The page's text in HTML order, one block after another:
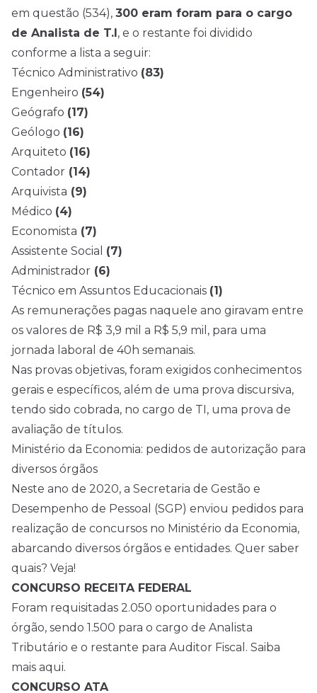
em questão (534), 300 eram foram para o cargo
de Analista de T.I , e o restante foi dividido
conforme a lista a seguir:
Técnico Administrativo (83)
Engenheiro (54)
Geógrafo (17)
Geólogo (16)
Arquiteto (16)
Contador (14)
Arquivista (9)
Médico (4)
Economista (7)
Assistente Social (7)
Administrador (6)
Técnico em Assuntos Educacionais (1)
As remunerações pagas naquele ano giravam entre
os valores de R$ 3,9 mil a R$ 5,9 mil, para uma
jornada laboral de 40h semanais.
Nas provas objetivas, foram exigidos conhecimentos
gerais e específicos, além de uma prova discursiva,
tendo sido cobrada, no cargo de TI, uma prova de
avaliação de títulos.
Ministério da Economia: pedidos de autorização para
diversos órgãos
Neste ano de 2020, a Secretaria de Gestão e
Desempenho de Pessoal (SGP) enviou pedidos para
realização de concursos no Ministério da Economia,
abarcando diversos órgãos e entidades. Quer saber
quais? Veja!
CONCURSO RECEITA FEDERAL
Foram requisitadas 2.050 oportunidades para o
órgão, sendo 1.500 para o cargo de Analista
Tributário e o restante para Auditor Fiscal. Saiba
mais aqui.
CONCURSO ATA